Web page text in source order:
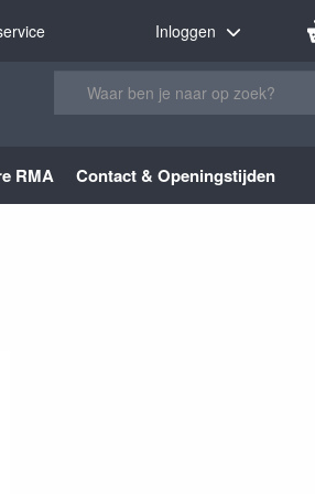
Inloggen
RMA Contact & Openingstijden